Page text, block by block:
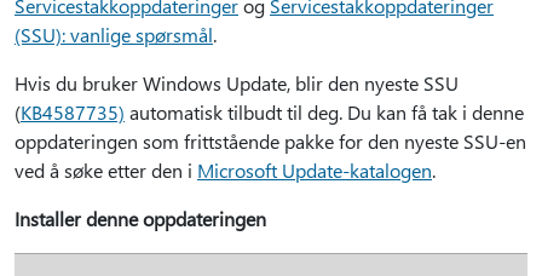
Servicestakkoppdateringerog Servicestakkoppdateringer
(SSU): vanlige spørsmål.
Hvis du bruker Windows Update, blir den nyeste SSU
(KB4587735) automatisk tilbudt til deg. Du kan få tak i denne
oppdateringen som frittstående pakke for den nyeste SSU-en
ved å søke etter den i Microsoft Update-katalogen.
Installer denne oppdateringen